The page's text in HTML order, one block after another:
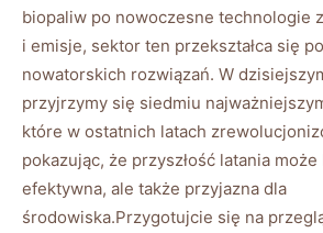
biopaliw po nowoczesne technologie
i emisje, sektor ten przekształca się
nowatorskich rozwiązań. W
przyjrzymy się siedmiu
które w ostatnich latach
pokazując, że przyszłość latania
efektywna, ale także przyjazna dla
środowiska.Przygotujcie się na